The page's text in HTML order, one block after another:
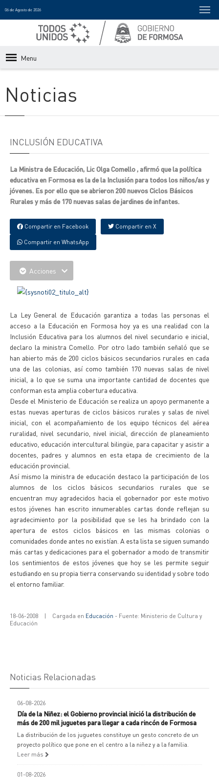
06 de Agosto de 2026
Menu
Noticias
INCLUSIÓN EDUCATIVA
La Ministra de Educación, Lic Olga Comello , afirmó que la política
educativa en Formosa es la de la Inclusión para todos los niños/as y
jóvenes. Es por ello que se abrieron 200 nuevos Ciclos Básicos
Rurales y más de 170 nuevas salas de jardines de infantes.
Compartir en Facebook Compartir en X
Compartir en WhatsApp
Acciones
La Ley General de Educación garantiza a todas las personas el
acceso a la Educación en Formosa hoy ya es una realidad con la
Inclusión Educativa para los alumnos del nivel secundario e inicial,
declaro la ministra Comello. Por otro lado también señaló que se
han abierto más de 200 ciclos básicos secundarios rurales en cada
una de las colonias, así como también 170 nuevas salas de nivel
inicial, a lo que se suma una importante cantidad de docentes que
conforman esta amplia cobertura educativa.
Desde el Ministerio de Educación se realiza un apoyo permanente a
estas nuevas aperturas de ciclos básicos rurales y salas de nivel
inicial, con el acompañamiento de los equipo técnicos del aérea
ruralidad, nivel secundario, nivel inicial, dirección de planeamiento
educativo, educación intercultural bilingüe, para capacitar y asistir a
docentes, padres y alumnos en esta etapa de crecimiento de la
educación provincial.
Así mismo la ministra de educación destaco la participación de los
alumnos de los ciclos básicos secundarios rurales que se
encuentran muy agradecidos hacia el gobernador por este motivo
estos jóvenes han escrito innumerables cartas donde reflejan su
agradecimiento por la posibilidad que se les ha brindado con la
apertura de estos ciclos básicos en las mismas colonias o
comunidades donde antes no existían. A esta lista se siguen sumando
más cartas y dedicaciones para el gobernador a modo de transmitir
los sentimientos de estos jóvenes que hoy se les permite seguir
estudiando en su propia tierra conservando su identidad y sobre todo
el entorno familiar.
18-06-2008 | Cargada en Educación - Fuente: Ministerio de Cultura y
Educación
Noticias Relacionadas
06-08-2026
Día de la Niñez: el Gobierno provincial inició la distribución de
más de 200 mil juguetes para llegar a cada rincón de Formosa
La distribución de los juguetes constituye un gesto concreto de un
proyecto político que pone en el centro a la niñez y a la familia.
Leer más
01-08-2026